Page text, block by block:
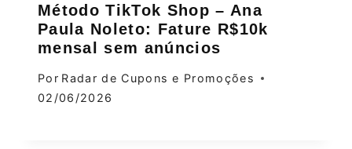
Método TikTok Shop – Ana
Paula Noleto: Fature R$10k
mensal sem anúncios
Por Radar de Cupons e Promoções
02/06/2026